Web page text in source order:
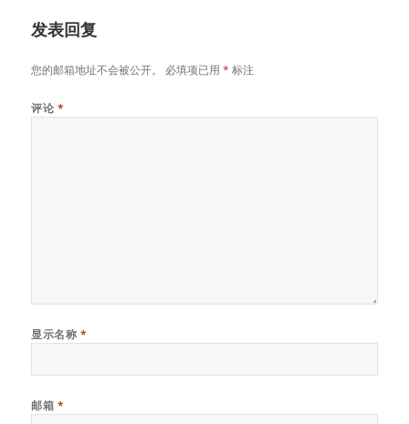
发表回复
您的邮箱地址不会被公开。 必填项已用* 标注
评论 *
显示名称 *
邮箱 *